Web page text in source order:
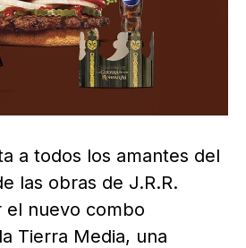
a todos los amantes del
las obras de J.R.R.
el nuevo combo
Tierra Media, una